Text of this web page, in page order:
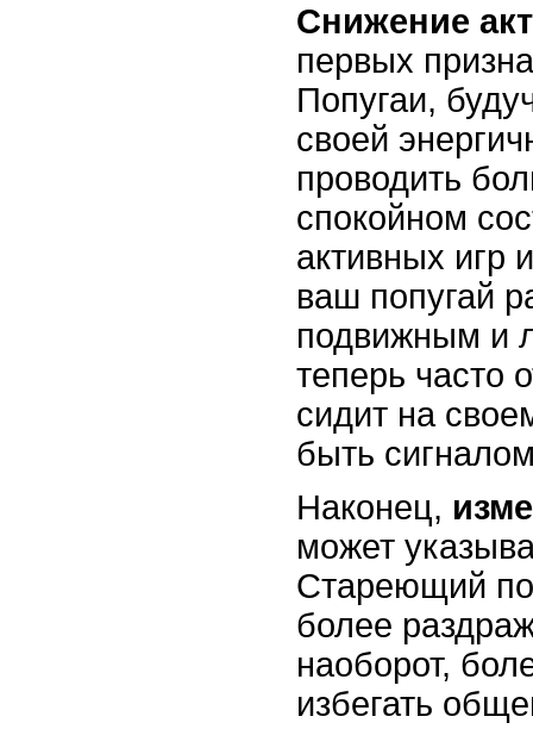
Снижение
первых
Попугаи,
своей
проводить
спокойном
активных игр
ваш попугай
подвижным и
теперь часто
сидит на
быть
Наконец,
может
Стареющий
более
наоборот,
избегать